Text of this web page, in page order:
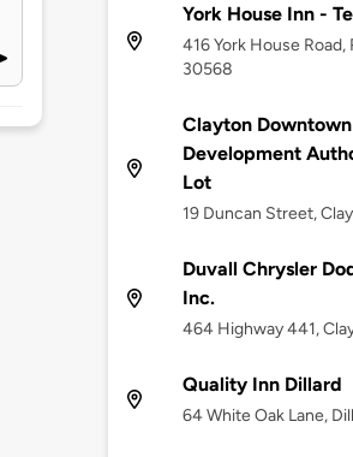
York House Inn -
416 York House Road,
30568
Clayton Downtown
Development
Lot
19 Duncan Street,
Duvall Chrysler
Inc.
464 Highway 441,
Quality Inn Dillard
64 White Oak Lane,